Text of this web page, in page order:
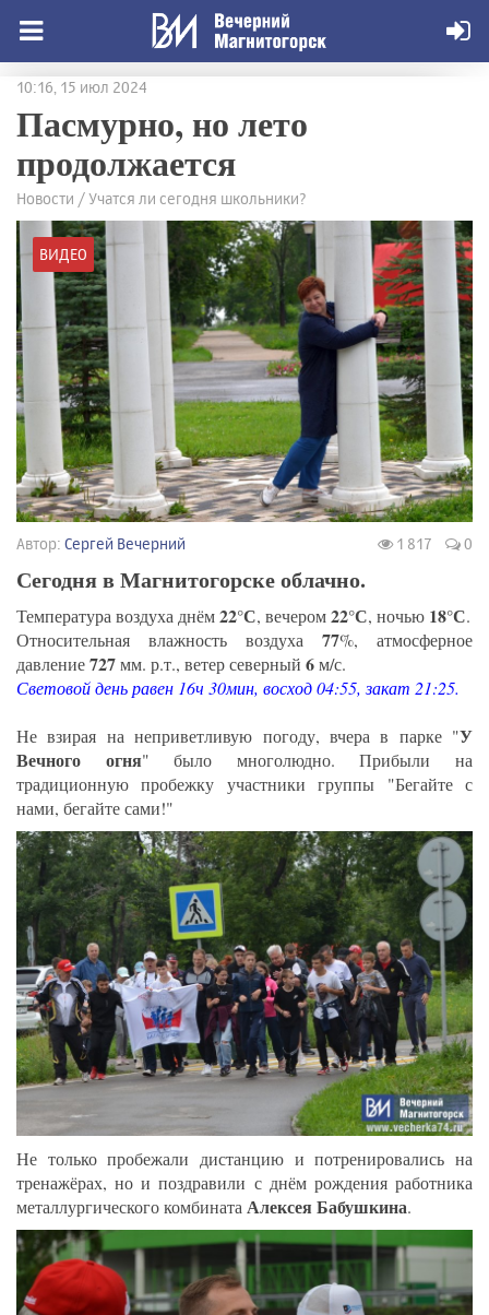
10:16, 15 июл 2024
Пасмурно, но лето
продолжается
Новости / Учатся ли сегодня школьники?
ВИДЕО
Автор: Сергей Вечерний 1 817 0
Сегодня в Магнитогорске облачно.
Температура воздуха днём22°С, вечером22°С, ночью 18°С.
Относительная влажность воздуха 77%, атмосферное
давление727мм. р.т., ветер северный 6м/с.
Световой день равен 16ч 30мин, восход 04:55, закат 21:25.
Не взирая на неприветливую погоду, вчера в парке "У
Вечного огня" было многолюдно. Прибыли на
традиционную пробежку участники группы "Бегайте с
нами, бегайте сами!"
Не только пробежали дистанцию и потренировались на
тренажёрах, но и поздравили с днём рождения работника
металлургического комбината Алексея Бабушкина.